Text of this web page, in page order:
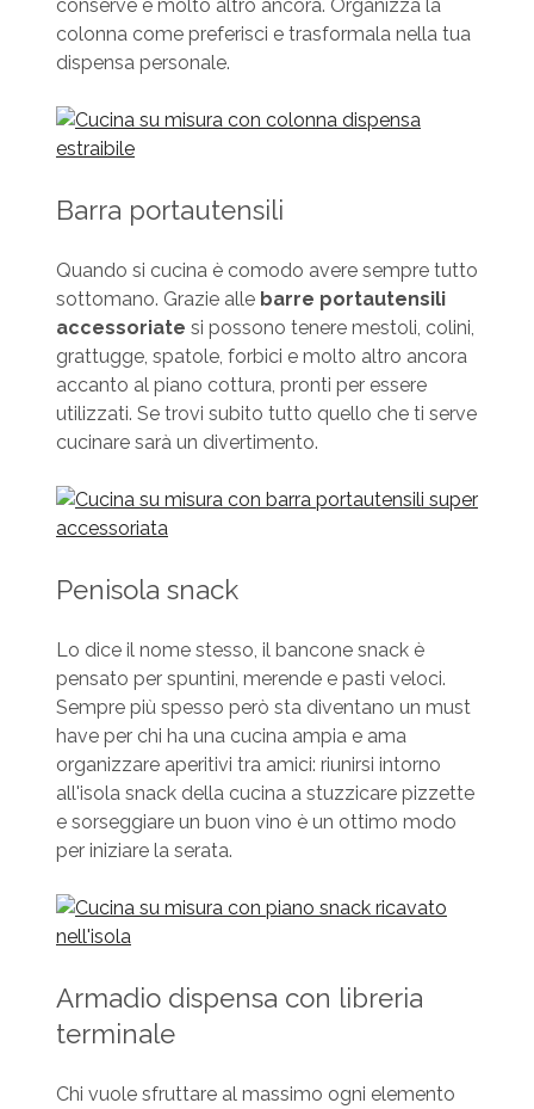
conserve e molto altro ancora. Organizza la
colonna come preferisci e trasformala nella tua
dispensa personale.
Barra portautensili
Quando si cucina è comodo avere sempre tutto
sottomano. Grazie alle barre portautensili
accessoriate si possono tenere mestoli, colini,
grattugge, spatole, forbici e molto altro ancora
accanto al piano cottura, pronti per essere
utilizzati. Se trovi subito tutto quello che ti serve
cucinare sarà un divertimento.
Penisola snack
Lo dice il nome stesso, il bancone snack è
pensato per spuntini, merende e pasti veloci.
Sempre più spesso però sta diventano un must
have per chi ha una cucina ampia e ama
organizzare aperitivi tra amici: riunirsi intorno
all'isola snack della cucina a stuzzicare pizzette
e sorseggiare un buon vino è un ottimo modo
per iniziare la serata.
Armadio dispensa con libreria
terminale
Chi vuole sfruttare al massimo ogni elemento